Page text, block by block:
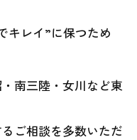
キレイ”に保つため
南三陸・女川など東
ご相談を多数いただ